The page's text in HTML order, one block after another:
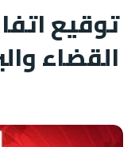
توقيع
القضاء